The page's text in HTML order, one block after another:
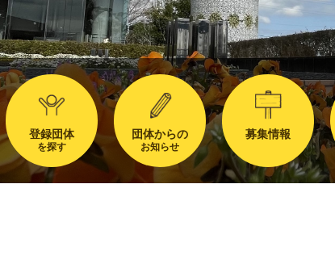
登録団体
を探す
団体からの
お知らせ
募集情報